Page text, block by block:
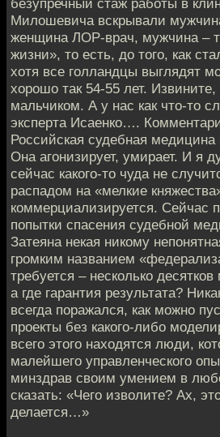
безупречный стаж работы в
Милошевича вскрывали
женщина ЛОР-врач, мужчина –
жизни», то есть, до того, как
хотя все голландцы выглядят
хорошо так 54-55 лет. Извините,
мальчиком. А у нас как что-то
эксперта Исаенко….
Российская судебная медицина
Она агонизирует, умирает. И я
сейчас какого-то чуда не
распадом на «мелкие
коммерциализируется. Сейчас
попытки спасения судебной
Затеяна некая никому
громким названием
требуется – несколько
а где гарантия результата?
всегда поражался, как можно
проекты без какого-либо
всего этого находятся люди,
малейшего управленческого
минздрав своим умением в
сказать: «Чего изволите? Ах,
делается…»